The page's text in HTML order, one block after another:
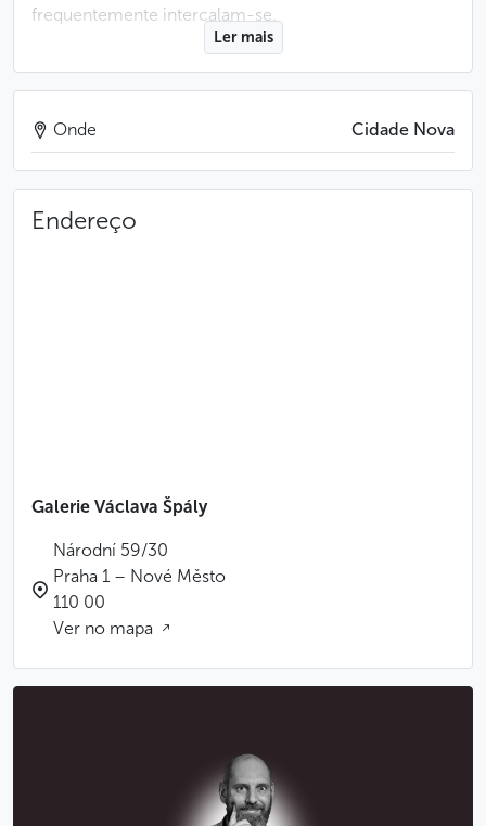
frequentemente intercalam-se.
Você encontra a programação atual das exposições
aqui.
Ler mais
Menos
Onde Cidade Nova
Endereço
Galerie Václava Špály
Národní 59/30
Praha 1 – Nové Město
110 00
Ver no mapa